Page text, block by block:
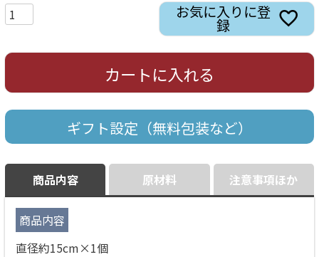
お気に入りに登
録
カートに入れる
ギフト設定（無料包装など）
商品内容
商品内容
直径約15cm×1個
原材料 注意事項ほか